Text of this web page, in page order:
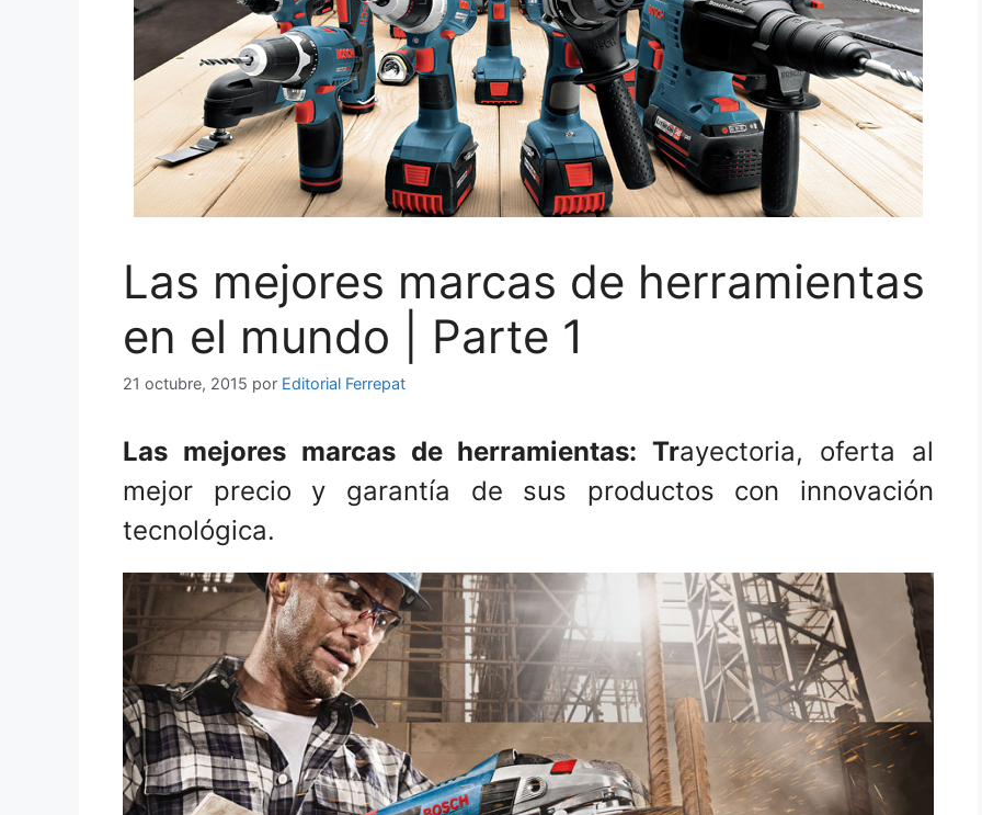
Las mejores marcas de herramientas
en el mundo | Parte 1
21 octubre, 2015 por Editorial Ferrepat
Las mejores marcas de herramientas: Trayectoria, oferta al
mejor precio y garantía de sus productos con innovación
tecnológica.